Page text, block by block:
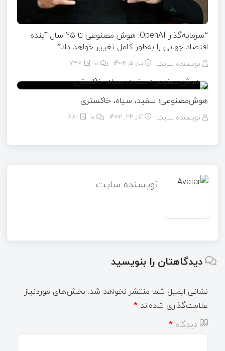
“سرمایه‌گذار OpenAI: هوش مصنوعی تا 25 سال آینده
اقتصاد جهانی را به‌طور کامل تغییر خواهد داد”
نویسنده سایت دی ۵, ۱۴۰۲ 737
هوش‌مصنوعی؛ سفید، سیاه، خاکستری
نویسنده سایت آذر ۲۴, ۱۴۰۲ 681
نویسنده سایت
دیدگاهتان را بنویسید
نشانی ایمیل شما منتشر نخواهد شد. بخش‌های موردنیاز
علامت‌گذاری شده‌اند *
دیدگاه *